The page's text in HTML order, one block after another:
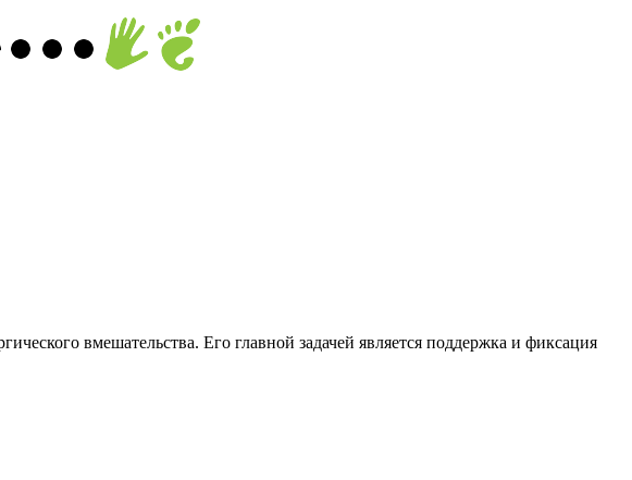
вмешательства. Его главной задачей является поддержка и фиксация